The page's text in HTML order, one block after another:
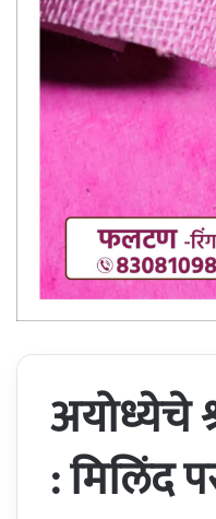
अयोध्येचे
: मिलिंद